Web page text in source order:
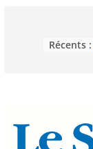
Récents :